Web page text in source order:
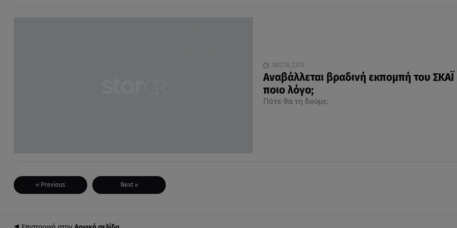
18.12.18, 23:13
Αναβάλλεται βραδινή εκπομπή του ΣΚΑΪ
ποιο λόγο;
Πότε θα τη δούμε;
« Previous Next »